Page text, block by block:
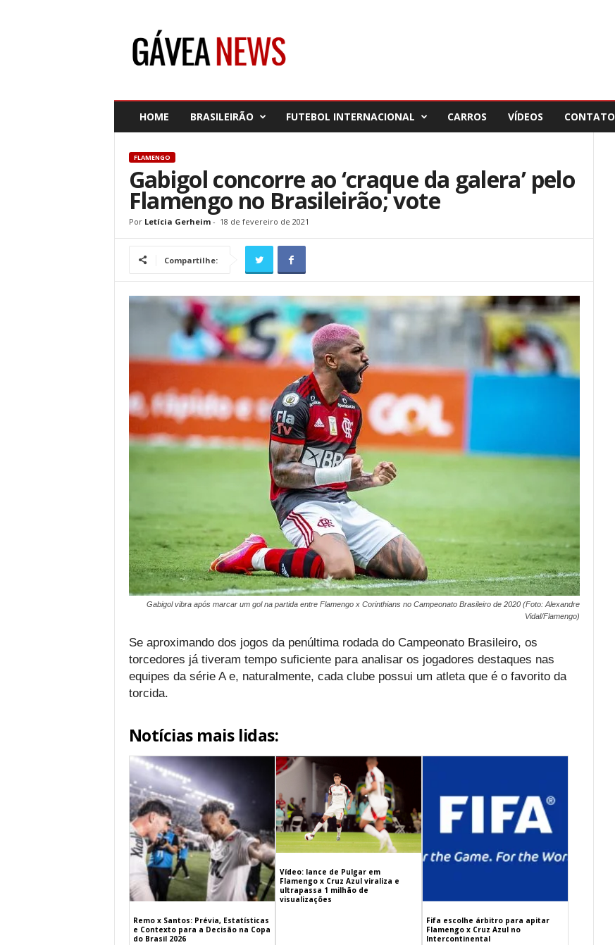
HOME BRASILEIRÃO FUTEBOL INTERNACIONAL CARROS VÍDEOS CONTATO
FLAMENGO
Gabigol concorre ao ‘craque da galera’ pelo
Flamengo no Brasileirão; vote
Por Letícia Gerheim- 18 de fevereiro de 2021
Compartilhe:
Gabigol vibra após marcar um gol na partida entre Flamengo x Corinthians no Campeonato Brasileiro de 2020 (Foto: Alexandre
Vidal/Flamengo)
Se aproximando dos jogos da penúltima rodada do Campeonato Brasileiro, os
torcedores já tiveram tempo suficiente para analisar os jogadores destaques nas
equipes da série A e, naturalmente, cada clube possui um atleta que é o favorito da
torcida.
Notícias mais lidas:
Remo x Santos: Prévia, Estatísticas
e Contexto para a Decisão na Copa
do Brasil 2026
Vídeo: lance de Pulgar em
Flamengo x Cruz Azul viraliza e
ultrapassa 1 milhão de
visualizações
Fifa escolhe árbitro para apitar
Flamengo x Cruz Azul no
Intercontinental